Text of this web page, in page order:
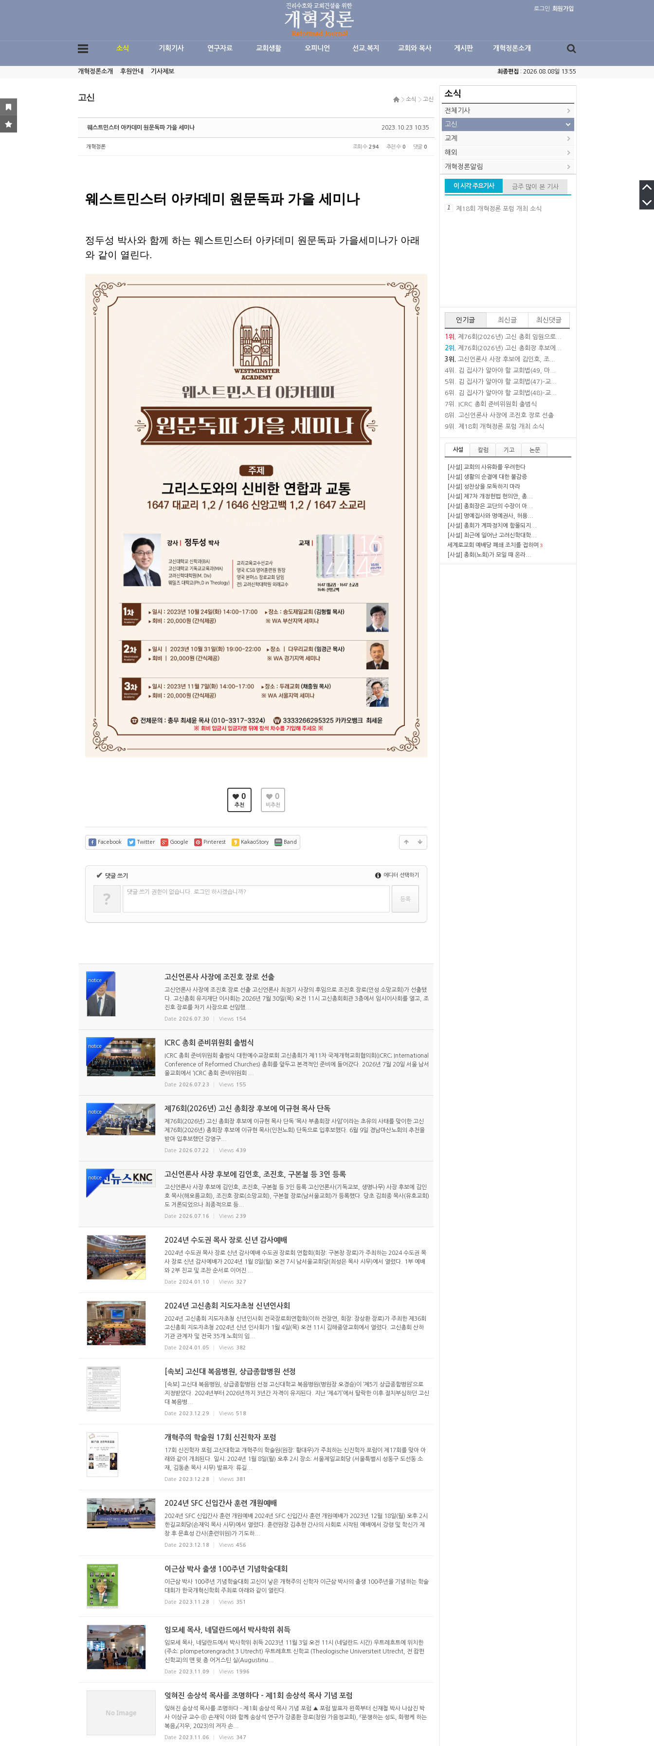
로그인 회원가입
소식 기획기사 연구자료 교회생활 오피니언 선교.복지 교회와 목사 게시판 개혁정론소개
개혁정론소개 후원안내 기사제보 최종편집 : 2026.08.08일 13:55
고신 소식 고신
2023.10.23 10:35
웨스트민스터 아카데미 원문독파 가을 세미나
개혁정론 조회 수 294 추천 수 0 댓글 0
웨스트민스터 아카데미 원문독파 가을 세미나
정두성 박사와 함께 하는 웨스트민스터 아카데미 원문독파 가을세미나가 아래
와 같이 열린다.
0
추천
0
비추천
Facebook Twitter Google Pinterest KakaoStory Band
✔ 댓글 쓰기 에디터 선택하기
? 댓글 쓰기 권한이 없습니다. 로그인 하시겠습니까?
notice 고신언론사 사장에 조진호 장로 선출
고신언론사 사장에 조진호 장로 선출 고신언론사 최정기 사장의 후임으로 조진호 장로(안성 소망교회)가 선출됐
다. 고신총회 유지재단 이사회는 2026년 7월 30일(목) 오전 11시 고신총회회관 3층에서 임시이사회를 열고, 조
진호 장로를 차기 사장으로 선임했...
Date 2026.07.30 Views 154
notice ICRC 총회 준비위원회 출범식
ICRC 총회 준비위원회 출범식 대한예수교장로회 고신총회가 제11차 국제개혁교회협의회(ICRC; International
Conference of Reformed Churches) 총회를 앞두고 본격적인 준비에 들어갔다. 2026년 7월 20일 서울 남서
울교회에서 ‘ICRC 총회 준비위원회 ...
Date 2026.07.23 Views 155
notice 제76회(2026년) 고신 총회장 후보에 이규현 목사 단독
제76회(2026년) 고신 총회장 후보에 이규현 목사 단독 ‘목사 부총회장 사임’이라는 초유의 사태를 맞이한 고신
제76회(2026년) 총회장 후보에 이규현 목사(인천노회) 단독으로 입후보했다. 6월 9일 경남마산노회의 추천을
받아 입후보했던 강영구...
Date 2026.07.22 Views 439
notice 고신언론사 사장 후보에 김인호, 조진호, 구본철 등 3인 등록
고신언론사 사장 후보에 김인호, 조진호, 구본철 등 3인 등록 고신언론사(기독교보, 생명나무) 사장 후보에 김인
호 목사(해오름교회), 조진호 장로(소망교회), 구본철 장로(남서울교회)가 등록했다. 당초 김희종 목사(유호교회)
도 거론되었으나 최종적으로 등...
Date 2026.07.16 Views 239
2024년 수도권 목사 장로 신년 감사예배
2024년 수도권 목사 장로 신년 감사예배 수도권 장로회 연합회(회장: 구본창 장로)가 주최하는 2024 수도권 목
사 장로 신년 감사예배가 2024년 1월 8일(월) 오전 7시 남서울교회당(최성은 목사 시무)에서 열렸다. 1부 예배
와 2부 친교 및 조찬 순서로 이어진 ...
Date 2024.01.10 Views 327
2024년 고신총회 지도자초청 신년인사회
2024년 고신총회 지도자초청 신년인사회 전국장로회연합회(이하 전장연, 회장: 장상환 장로)가 주최한 제36회
고신총회 지도자초청 2024년 신년 인사회가 1월 4일(목) 오전 11시 김해중앙교회에서 열렸다. 고신총회 산하
기관 관계자 및 전국 35개 노회의 임...
Date 2024.01.05 Views 382
[속보] 고신대 복음병원, 상급종합병원 선정
[속보] 고신대 복음병원, 상급종합병원 선정 고신대학교 복음병원(병원장 오경승)이 ‘제5기 상급종합병원’으로
지정받았다. 2024년부터 2026년까지 3년간 자격이 유지된다. 지난 ‘제4기’에서 탈락한 이후 절치부심하던 고신
대 복음병...
Date 2023.12.29 Views 518
개혁주의 학술원 17회 신진학자 포럼
17회 신진학자 포럼 고신대학교 개혁주의 학술원(원장: 황대우)가 주최하는 신진학자 포럼이 제17회를 맞아 아
래와 같이 개최된다. 일시: 2024년 1월 8일(월) 오후 2시 장소: 서울제일교회당 (서울특별시 성동구 도선동 소
재, 김동춘 목사 시무) 발표자: 류길...
Date 2023.12.28 Views 381
2024년 SFC 신입간사 훈련 개원예배
2024년 SFC 신입간사 훈련 개원예배 2024년 SFC 신입간사 훈련 개원예배가 2023년 12월 18일(월) 오후 2시
한길교회당(손재익 목사 시무)에서 열렸다. 훈련원장 김추현 간사의 사회로 시작된 예배에서 강령 및 학신가 제
창 후 문효성 간사(훈련위원)가 기도하...
Date 2023.12.18 Views 456
이근삼 박사 출생 100주년 기념학술대회
이근삼 박사 100주년 기념학술대회 고신이 낳은 개혁주의 신학자 이근삼 박사의 출생 100주년을 기념하는 학술
대회가 한국개혁신학회 주최로 아래와 같이 열린다.
Date 2023.11.28 Views 351
임모세 목사, 네덜란드에서 박사학위 취득
임모세 목사, 네덜란드에서 박사학위 취득 2023년 11월 3일 오전 11시 (네덜란드 시간) 우트레흐트에 위치한
(주소: plompetorengracht 3 Utrecht) 우트레흐트 신학교 (Theologische Universiteit Utrecht, 전 캄펀
신학교)의 맨 윗 층 어거스틴 실(Augustinu...
Date 2023.11.09 Views 1996
No Image
잊혀진 송상석 목사를 조명하다 - 제1회 송상석 목사 기념 포럼
잊혀진 송상석 목사를 조명하다 - 제1회 송상석 목사 기념 포럼 ▲ 포럼 발표자 왼쪽부터 신재철 박사 나삼진 박
사 이상규 교수 ⓒ 손재익 이와 함께 송상석 연구가 강종환 장로(창원 가음정교회), 『분쟁하는 성도, 화평케 하는
복음』(지우, 2023)의 저자 손...
Date 2023.11.06 Views 347
소식
전체기사
고신
교계
해외
개혁정론알림
이 시각 주요기사 금주 많이 본 기사
1 제18회 개혁정론 포럼 개최 소식
인기글 최신글 최신댓글
1위.
제76회(2026년) 고신 총회 임원으로...
2위.
제76회(2026년) 고신 총회장 후보에...
3위.
고신언론사 사장 후보에 김인호, 조...
4위.
김 집사가 알아야 할 교회법(49, 마...
5위.
김 집사가 알아야 할 교회법(47)-교...
6위.
김 집사가 알아야 할 교회법(48)-교...
7위.
ICRC 총회 준비위원회 출범식
8위.
고신언론사 사장에 조진호 장로 선출
9위.
제18회 개혁정론 포럼 개최 소식
사설 칼럼 기고 논문
[사설] 교회의 사유화를 우려한다
[사설] 생활의 순결에 대한 불감증
[사설] 성찬상을 모독하지 마라
[사설] 제7차 개정헌법 헌의안, 총...
[사설] 총회장은 교단의 수장이 아...
[사설] 명예집사와 명예권사, 허용...
[사설] 총회가 계파정치에 함몰되지...
[사설] 최근에 일어난 고려신학대학...
세계로교회 예배당 폐쇄 조치를 접하며 3
[사설] 총회(노회)가 모일 때 온라...
Sketchbook5, 스케치북5
Sketchbook5, 스케치북5